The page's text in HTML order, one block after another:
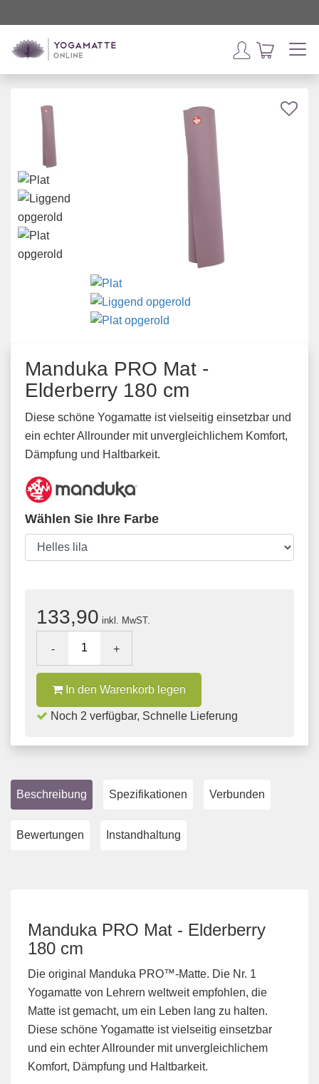
Manduka PRO Mat -
Elderberry 180 cm
Diese schöne Yogamatte ist vielseitig einsetzbar und
ein echter Allrounder mit unvergleichlichem Komfort,
Dämpfung und Haltbarkeit.
Wählen Sie Ihre Farbe
133,90 inkl. MwST.
- +
In den Warenkorb legen
Noch 2 verfügbar, Schnelle Lieferung
Beschreibung Spezifikationen Verbunden
Bewertungen Instandhaltung
Manduka PRO Mat - Elderberry
180 cm
Die original Manduka PRO™-Matte. Die Nr. 1
Yogamatte von Lehrern weltweit empfohlen, die
Matte ist gemacht, um ein Leben lang zu halten.
Diese schöne Yogamatte ist vielseitig einsetzbar
und ein echter Allrounder mit unvergleichlichem
Komfort, Dämpfung und Haltbarkeit.